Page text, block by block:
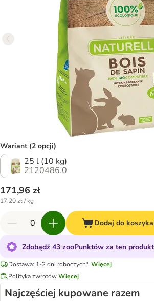
Wariant (2 opcji)
25 l (10 kg)
2120486.0
171,96 zł
17,20 zł / kg
Dodaj do koszyka
Zdobądź 43 zooPunktów za ten produkt
Dostawa: 1-2 dni roboczych*. Więcej
Polityka zwrotówWięcej
Najczęściej kupowane razem